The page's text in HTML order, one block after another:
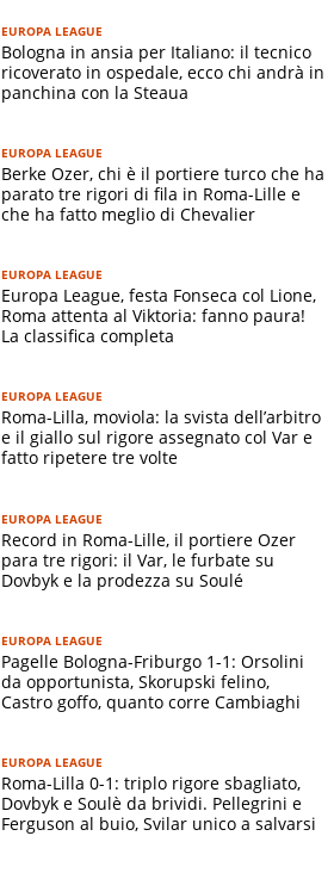
EUROPA LEAGUE
Bologna in ansia per Italiano: il tecnico
ricoverato in ospedale, ecco chi andrà in
panchina con la Steaua
EUROPA LEAGUE
Berke Ozer, chi è il portiere turco che ha
parato tre rigori di fila in Roma-Lille e
che ha fatto meglio di Chevalier
EUROPA LEAGUE
Europa League, festa Fonseca col Lione,
Roma attenta al Viktoria: fanno paura!
La classifica completa
EUROPA LEAGUE
Roma-Lilla, moviola: la svista dell’arbitro
e il giallo sul rigore assegnato col Var e
fatto ripetere tre volte
EUROPA LEAGUE
Record in Roma-Lille, il portiere Ozer
para tre rigori: il Var, le furbate su
Dovbyk e la prodezza su Soulé
EUROPA LEAGUE
Pagelle Bologna-Friburgo 1-1: Orsolini
da opportunista, Skorupski felino,
Castro goffo, quanto corre Cambiaghi
EUROPA LEAGUE
Roma-Lilla 0-1: triplo rigore sbagliato,
Dovbyk e Soulè da brividi. Pellegrini e
Ferguson al buio, Svilar unico a salvarsi